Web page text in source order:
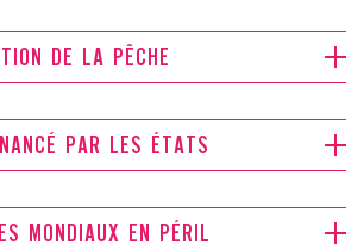
DE LA PÊCHE
PAR LES ÉTATS
MONDIAUX EN PÉRIL